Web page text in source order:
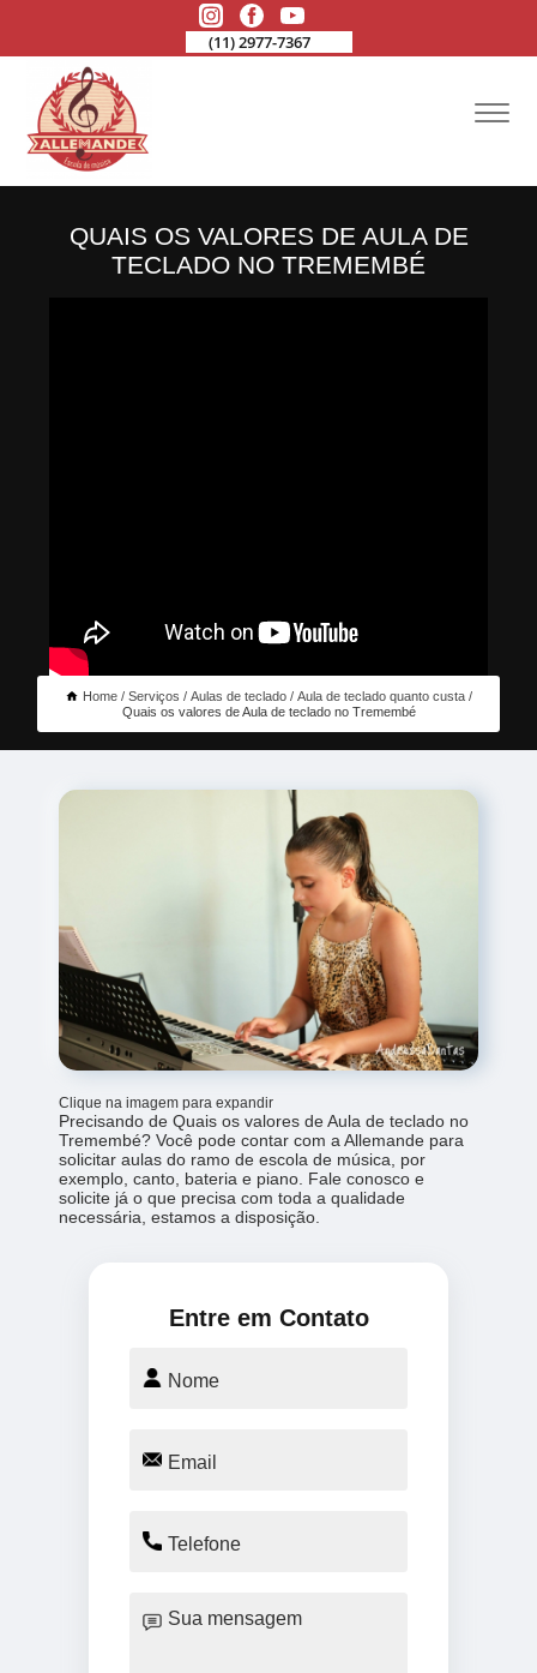
(11) 2977-7367
QUAIS OS VALORES DE AULA DE
TECLADO NO TREMEMBÉ
Home Serviços Aulas de teclado
Aula de teclado quanto custa
Quais os valores de Aula de teclado no Tremembé
Clique na imagem para expandir
Precisando de Quais os valores de Aula de teclado no
Tremembé? Você pode contar com a Allemande para
solicitar aulas do ramo de escola de música, por
exemplo, canto, bateria e piano. Fale conosco e
solicite já o que precisa com toda a qualidade
necessária, estamos a disposição.
Entre em Contato